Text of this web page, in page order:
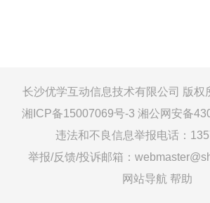
长沙优学互动信息技术有限公司 版
湘ICP备15007069号-3 湘公网安备
违法和不良信息举报电话：
举报/反馈/投诉邮箱：
网站导航 帮助